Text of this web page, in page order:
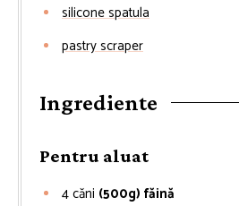
silicone spatula
pastry scraper
Ingrediente
Pentru aluat
4căni (500g) făină